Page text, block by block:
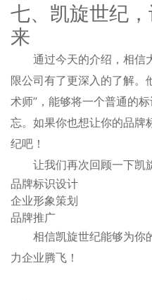
七、凯旋世纪，
来
通过今天的介绍，相信
限公司有了更深入的了解。
术师”，能够将一个普通的
忘。如果你也想让你的品牌
纪吧！
让我们再次回顾一下凯
品牌标识设计
企业形象策划
品牌推广
相信凯旋世纪能够为你
力企业腾飞！